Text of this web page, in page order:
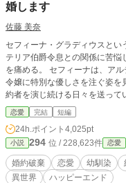
婚します
佐藤 美奈
セフィーナ・グラディウスと
テリア伯爵令息との関係に苦
を痛める。 セフィーナは、アルディンが幼馴染のリーシャ・ランスロット男爵
令嬢に特別な優しさを注ぐ姿を
約者を演じ続ける日々を送っていた。 婚約して十年間、心の中で
けてきたが、それももう耐えら
恋愛 完結 短編
24h.ポイント 4,025pt
小説 294 位 / 228,623件 恋愛
婚約破棄 恋愛 幼馴染
異世界
ハッピーエンド